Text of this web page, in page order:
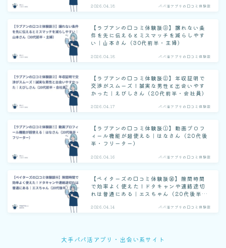
2026.04.18 パパ活アプリの口コミ体験談
【ラブアンの口コミ体験談③】譲れない条
件を先に伝えるとミスマッチを減らしやす
い｜山本さん（30代前半・主婦）
2026.04.18 パパ活アプリの口コミ体験談
【ラブアンの口コミ体験談②】年収証明で
交渉がスムーズ！誠実な男性と出会いやす
かった｜えびしさん（20代前半・会社員）
2026.04.17 パパ活アプリの口コミ体験談
【ラブアンの口コミ体験談①】動画プロフ
ィール機能が超使える｜はなさん（20代後
半・フリーター）
2026.04.16 パパ活アプリの口コミ体験談
【ペイターズの口コミ体験談⑯】隙間時間
で効率よく使えた！ドタキャンや連絡途切
れは普通にある｜エスちゃん（20代後半・
2026.04.14 パパ活アプリの口コミ体験談
大手パパ活アプリ・出会い系サイト